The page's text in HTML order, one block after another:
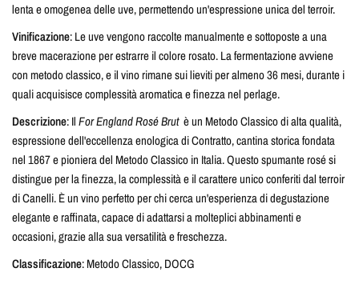
lenta e omogenea delle uve, permettendo un'espressione unica del terroir.
Vinificazione: Le uve vengono raccolte manualmente e sottoposte a una
breve macerazione per estrarre il colore rosato. La fermentazione avviene
con metodo classico, e il vino rimane sui lieviti per almeno 36 mesi, durante i
quali acquisisce complessità aromatica e finezza nel perlage.
Descrizione: IlFor England Rosé Brut è un Metodo Classico di alta qualità,
espressione dell'eccellenza enologica di Contratto, cantina storica fondata
nel 1867 e pioniera del Metodo Classico in Italia. Questo spumante rosé si
distingue per la finezza, la complessità e il carattere unico conferiti dal terroir
di Canelli. È un vino perfetto per chi cerca un'esperienza di degustazione
elegante e raffinata, capace di adattarsi a molteplici abbinamenti e
occasioni, grazie alla sua versatilità e freschezza.
Classificazione: Metodo Classico, DOCG